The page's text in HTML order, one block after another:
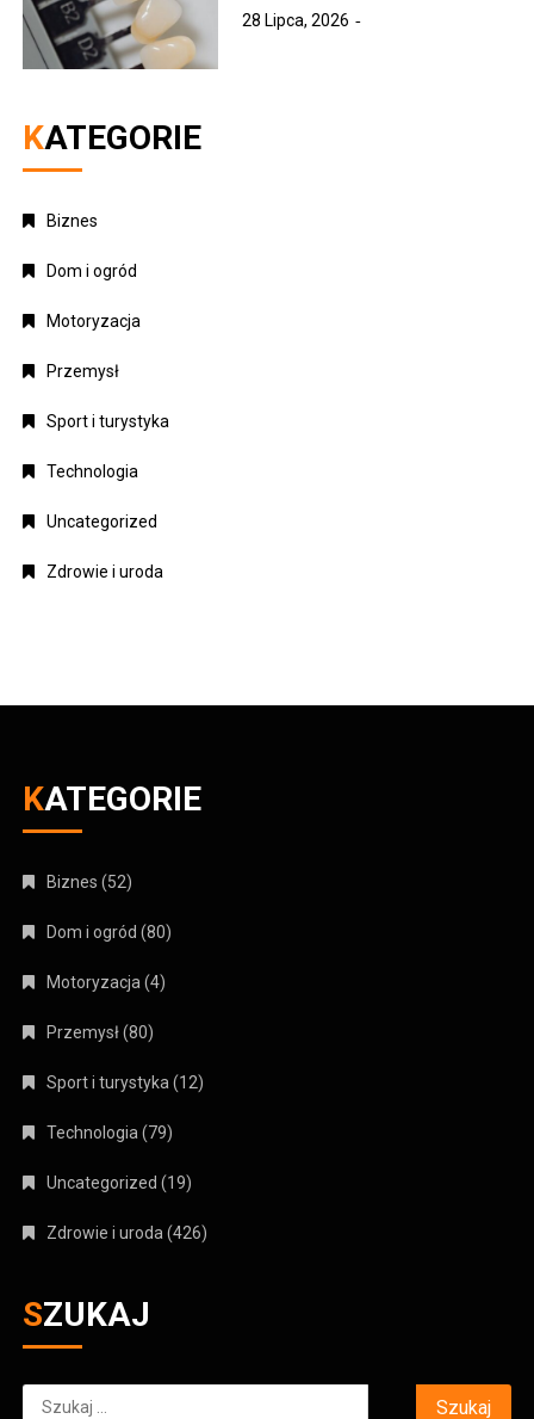
28 Lipca, 2026
KATEGORIE
Biznes
Dom i ogród
Motoryzacja
Przemysł
Sport i turystyka
Technologia
Uncategorized
Zdrowie i uroda
KATEGORIE
Biznes (52)
Dom i ogród (80)
Motoryzacja(4)
Przemysł(80)
Sport i turystyka(12)
Technologia(79)
Uncategorized (19)
Zdrowie i uroda(426)
SZUKAJ
Szukaj: